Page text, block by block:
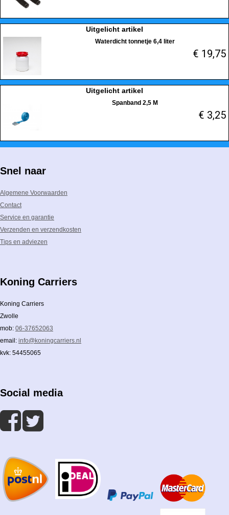
Uitgelicht artikel
Waterdicht tonnetje 6,4 liter
€ 19,75
Uitgelicht artikel
Spanband 2,5 M
€ 3,25
Snel naar
Algemene Voorwaarden
Contact
Service en garantie
Verzenden en verzendkosten
Tips en adviezen
Koning Carriers
Koning Carriers
Zwolle
mob: 06-37652063
email: info@koningcarriers.nl
kvk: 54455065
Social media